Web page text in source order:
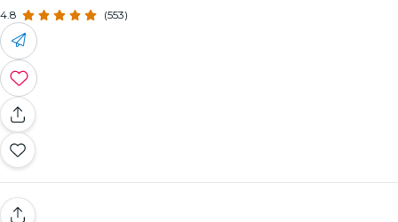
4.8 (553)